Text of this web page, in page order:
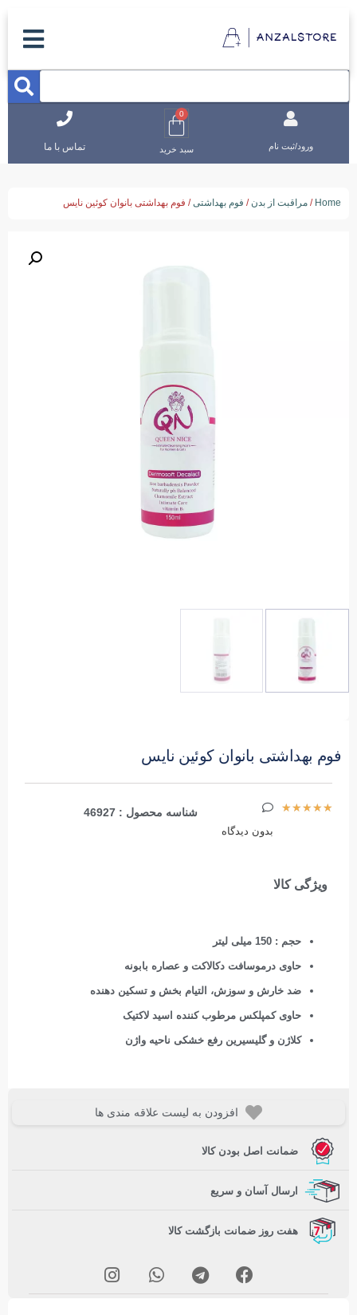
ورود/ثبت نام
0
سبد خرید تماس با ما
Home
/ مراقبت از بدن / فوم بهداشتی/ فوم بهداشتی بانوان کوئین نایس
فوم بهداشتی بانوان کوئین نایس
★
★
★
★
★
بدون دیدگاه
شناسه محصول : 46927
ویژگی کالا
حجم : 150 میلی لیتر
حاوی درموسافت دکالاکت و عصاره بابونه
ضد خارش و سوزش، التیام بخش و تسکین دهنده
حاوی کمپلکس مرطوب کننده اسید لاکتیک
کلاژن و گلیسیرین رفع خشکی ناحیه واژن
افزودن به لیست علاقه مندی ها
ضمانت اصل بودن کالا
ارسال آسان و سریع
هفت روز ضمانت بازگشت کالا